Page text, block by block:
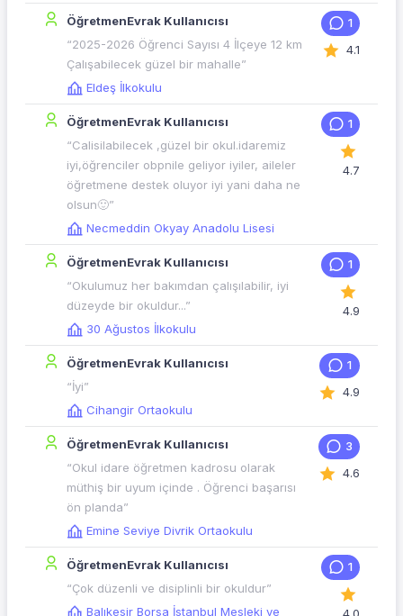
ÖğretmenEvrak Kullanıcısı
“2025-2026 Öğrenci Sayısı 4 İlçeye 12 km
Çalışabilecek güzel bir mahalle”
Eldeş İlkokulu
1
4.1
ÖğretmenEvrak Kullanıcısı
“Calisilabilecek ,güzel bir okul.idaremiz
iyi,öğrenciler obpnile geliyor iyiler, aileler
öğretmene destek oluyor iyi yani daha ne
olsun🙂”
Necmeddin Okyay Anadolu Lisesi
1
4.7
ÖğretmenEvrak Kullanıcısı
“Okulumuz her bakımdan çalışılabilir, iyi
düzeyde bir okuldur...”
30 Ağustos İlkokulu
1
4.9
ÖğretmenEvrak Kullanıcısı
“İyi”
Cihangir Ortaokulu
1
4.9
ÖğretmenEvrak Kullanıcısı
“Okul idare öğretmen kadrosu olarak
müthiş bir uyum içinde . Öğrenci başarısı
ön planda”
Emine Seviye Divrik Ortaokulu
3
4.6
ÖğretmenEvrak Kullanıcısı
“Çok düzenli ve disiplinli bir okuldur”
Balıkesir Borsa İstanbul Mesleki ve
1